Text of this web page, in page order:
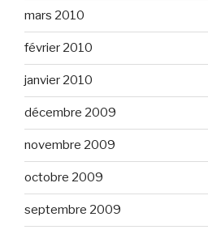
mars 2010
février 2010
janvier 2010
décembre 2009
novembre 2009
octobre 2009
septembre 2009